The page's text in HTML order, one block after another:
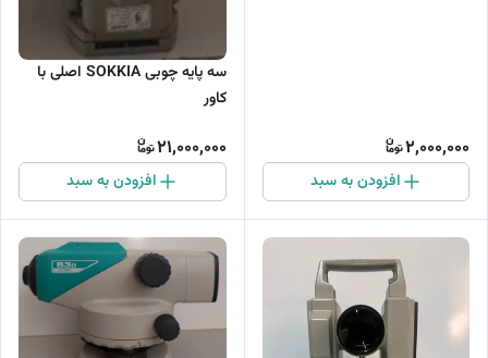
2,000,000
افزودن به سبد
سه پایه چوبی SOKKIA اصلی با
کاور
21,000,000
افزودن به سبد